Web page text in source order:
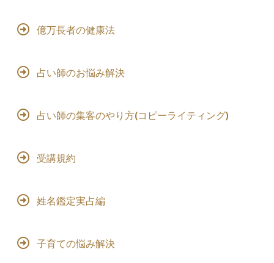
億万長者の健康法
占い師のお悩み解決
占い師の集客のやり方(コピーライティング)
受講規約
姓名鑑定実占編
子育ての悩み解決